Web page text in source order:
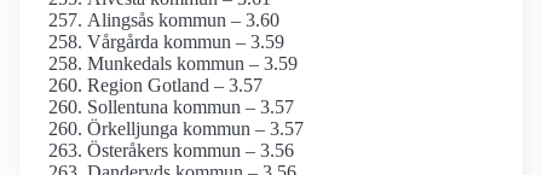
Alingsås kommun – 3.60
Vårgårda kommun – 3.59
Munkedals kommun – 3.59
Region Gotland – 3.57
Sollentuna kommun – 3.57
Örkelljunga kommun – 3.57
Österåkers kommun – 3.56